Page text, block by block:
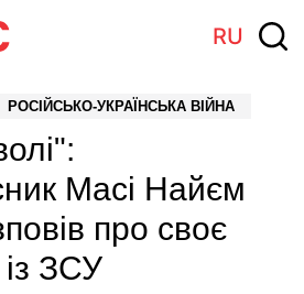
RU
РОСІЙСЬКО-УКРАЇНСЬКА ВІЙНА
Масі Найєм
про своє
ЗСУ